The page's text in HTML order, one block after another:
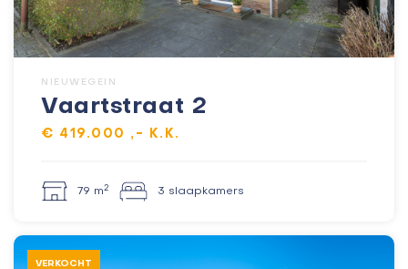
NIEUWEGEIN
Vaartstraat 2
€ 419.000 ,- K.K.
79 m2 3 slaapkamers
VERKOCHT